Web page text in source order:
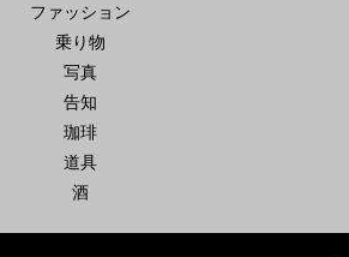
ファッション
乗り物
写真
告知
珈琲
道具
酒